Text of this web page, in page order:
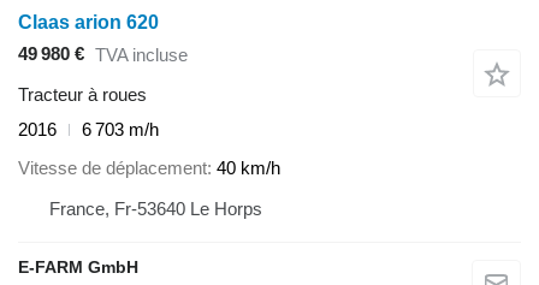
Claas arion 620
49 980 € TVA incluse
Tracteur à roues
2016
6 703 m/h
Vitesse de déplacement 40 km/h
France, Fr-53640 Le Horps
E-FARM GmbH